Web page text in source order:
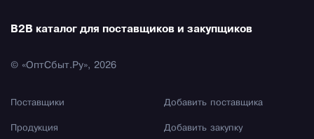
B2B каталог для поставщиков и закупщиков
© «ОптСбыт.Ру», 2026
Поставщики
Продукция
Добавить поставщика
Добавить закупку